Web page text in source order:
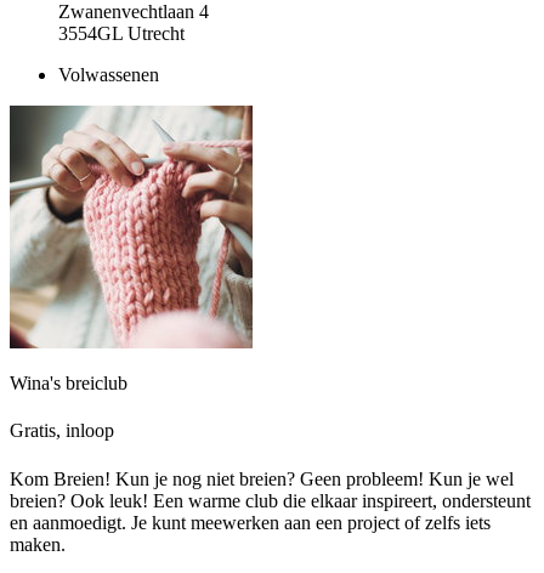
Zwanenvechtlaan 4
3554GL Utrecht
Volwassenen
Wina's breiclub
Gratis, inloop
Kom Breien! Kun je nog niet breien? Geen probleem! Kun je wel
breien? Ook leuk! Een warme club die elkaar inspireert, ondersteunt
en aanmoedigt. Je kunt meewerken aan een project of zelfs iets
maken.